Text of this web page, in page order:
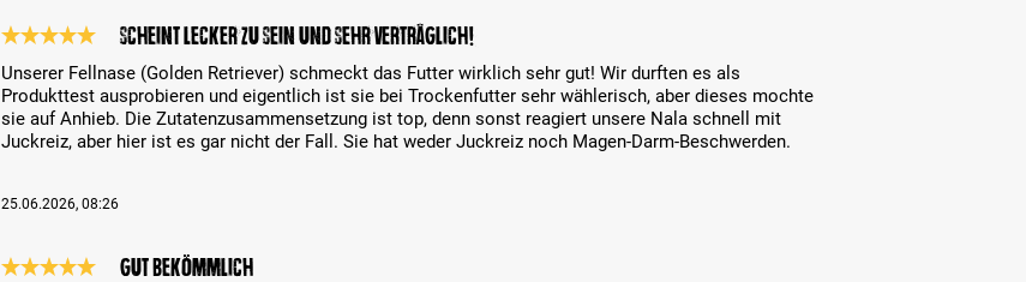
Scheint lecker zu sein und sehr verträglich!
Unserer Fellnase (Golden Retriever) schmeckt das Futter wirklich sehr gut! Wir durften es als
Produkttest ausprobieren und eigentlich ist sie bei Trockenfutter sehr wählerisch, aber dieses mochte
sie auf Anhieb. Die Zutatenzusammensetzung ist top, denn sonst reagiert unsere Nala schnell mit
Juckreiz, aber hier ist es gar nicht der Fall. Sie hat weder Juckreiz noch Magen-Darm-Beschwerden.
25.06.2026, 08:26
Gut bekömmlich